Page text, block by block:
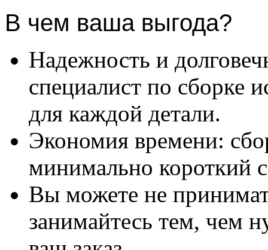
В чем ваша выгода?
Надежность и
специалист по сборке
для каждой детали.
Экономия времени:
минимально короткий
Вы можете не
занимайтесь тем, чем